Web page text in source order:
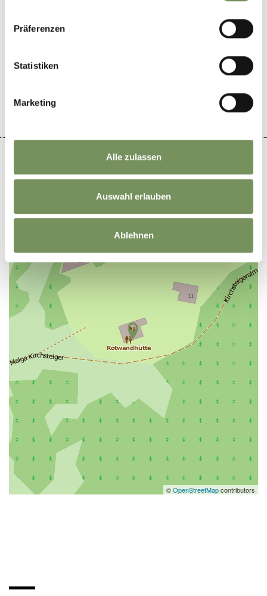
Präferenzen
Statistiken
Marketing
Alle zulassen
Auswahl erlauben
Ablehnen
DID YOU FIND THIS CONTENT HELPFUL?
−
©OpenStreetMapcontributors